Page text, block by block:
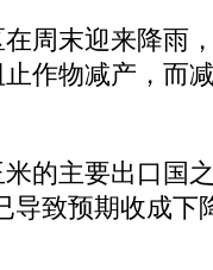
末迎来降雨
作物减产，而
主要出口国
导致预期收成下